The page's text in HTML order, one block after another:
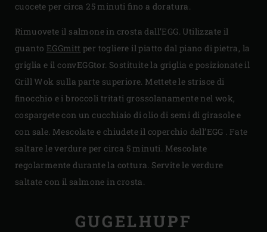
cuocete per circa 25 minuti fino a doratura.
Rimuovete il salmone in crosta dall’EGG. Utilizzate il
guanto EGGmitt per togliere il piatto dal piano di pietra, la
griglia e il convEGGtor. Sostituite la griglia e posizionate il
Grill Wok sulla parte superiore. Mettete le strisce di
finocchio e i broccoli tritati grossolanamente nel wok,
cospargete con un cucchiaio di olio di semi di girasole e
con sale. Mescolate e chiudete il coperchio dell’EGG . Fate
saltare le verdure per circa 5 minuti. Mescolate
regolarmente durante la cottura. Servite le verdure
saltate con il salmone in crosta.
GUGELHUPF